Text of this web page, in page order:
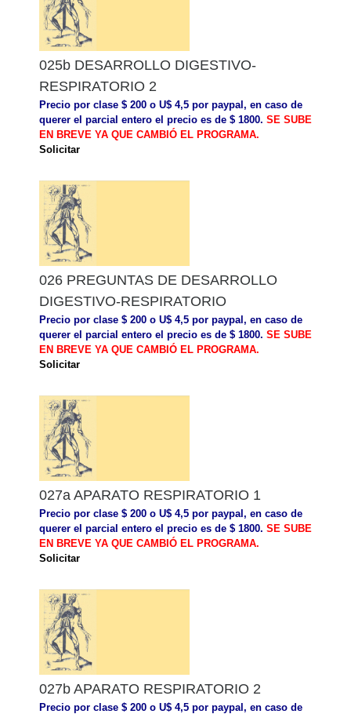
025b DESARROLLO DIGESTIVO-
RESPIRATORIO 2
Precio por clase $ 200 o U$ 4,5 por paypal, en caso de
querer el parcial entero el precio es de $ 1800. SE SUBE
EN BREVE YA QUE CAMBIÓ EL PROGRAMA.
Solicitar
026 PREGUNTAS DE DESARROLLO
DIGESTIVO-RESPIRATORIO
Precio por clase $ 200 o U$ 4,5 por paypal, en caso de
querer el parcial entero el precio es de $ 1800. SE SUBE
EN BREVE YA QUE CAMBIÓ EL PROGRAMA.
Solicitar
027a APARATO RESPIRATORIO 1
Precio por clase $ 200 o U$ 4,5 por paypal, en caso de
querer el parcial entero el precio es de $ 1800. SE SUBE
EN BREVE YA QUE CAMBIÓ EL PROGRAMA.
Solicitar
027b APARATO RESPIRATORIO 2
Precio por clase $ 200 o U$ 4,5 por paypal, en caso de